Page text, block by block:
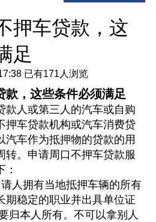
押车贷款，这
足
已有171人浏览
款，这些条件必须满足
款人或第三人的汽车或自购
押车贷款机构或汽车消费贷
汽车作为抵押物的贷款的用
转。申请周口不押车贷款服
人拥有当地抵押车辆的所有
期稳定的职业并出具单位证
归本人所有。不可以拿别人